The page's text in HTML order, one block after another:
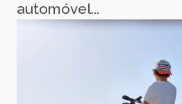
automóvel...